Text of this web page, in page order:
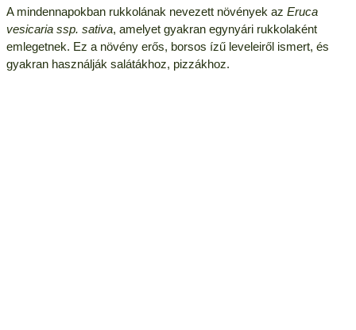
A mindennapokban rukkolának nevezett növények az Eruca
vesicaria ssp. sativa, amelyet gyakran egynyári rukkolaként
emlegetnek. Ez a növény erős, borsos ízű leveleiről ismert, és
gyakran használják salátákhoz, pizzákhoz.